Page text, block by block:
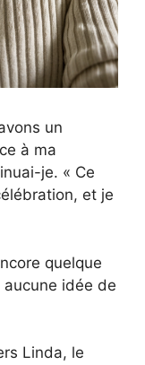
un
à ma
je. « Ce
et je
quelque
aucune idée de
Linda, le